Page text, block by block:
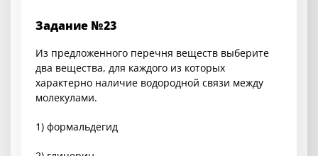
Задание №23
Из предложенного перечня веществ выберите
два вещества, для каждого из которых
характерно наличие водородной связи между
молекулами.
1) формальдегид